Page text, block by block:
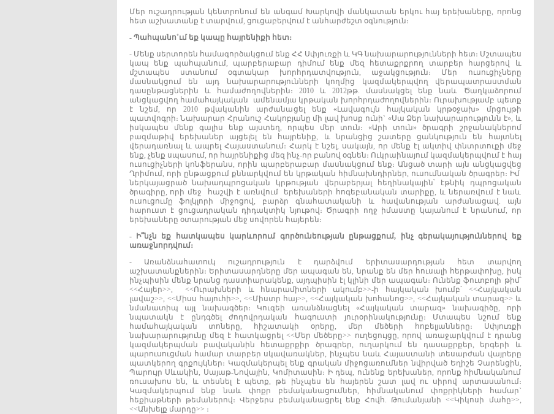
Մեր ուշադրության կենտրոնում են անգամ Խարկովի մանկատան երկու հայ երեխաները, որոնց
հետ աշխատանք է տարվում, ցուցաբերվում է անհարժեշտ օգնություն։
- Պահպանո˚ւմ եք կապը հայրենիքի հետ։
- Մենք սերտորեն համագործակցում ենք ՀՀ Սփյուռքի և ԿԳ նախարարությունների հետ։ Մշտապես
կապ ենք պահպանում, պարբերաբար դիմում ենք մեզ հետաքրքրող տարբեր հարցերով և
մշտապես ստանում օգտակար խորհրդատվություն, աջակցություն։ Մեր ուսուցիչները
մասնակցում են այդ նախարարությունների կողմից կազմակերպվող վերապատրաստման
դասընթացներին և համաժողովներին։ 2010 և 2012թթ. մասնակցել ենք նաև Ծաղկաձորում
անցկացվող համահայկական ամենամյա կրթական խորհրդաժողովներին։ Ուրախությամբ պետք
է նշեմ, որ 2010 թվականին արժանացել ենք «Լավագույն հայկական կրթօջախ» մրցույթի
պատվոգրի։ Նախարար Հրանուշ Հակոբյանը մի լավ խոսք ունի` «Սա Ձեր նախարարությունն է», և
իսկապես մենք գալիս ենք այստեղ, որպես մեր տուն։ «Արի տուն» ծրագրի շրջանակներոմ
բազմաթիվ երեխաներ այցելել են հայրենիք, և նրանցից շատերը ցանկություն են հայտնել
վերադառնալ և ապրել Հայաստանում։ Հարկ է նշել, սակայն, որ մենք էլ ակտիվ փնտրտուքի մեջ
ենք, չենք սպասում, որ հայրենիքից մեզ ինչ-որ բանով օգնեն։ Ուկրաինայում կազմակերպվում է հայ
ուսուցիչների կոնֆերանս, որին պարբերաբար մասնակցում ենք։ Անցած տարի այն անցկացվեց
Ղրիմում, որի ընթացքում քննարկվում են կրթական հիմնախնդիրներ, ուսումնական ծրագրեր։ Իմ
ներկայացրած նախադպրոցական կրթության վերաբերյալ հեղինակային՝ էթնիկ դպրոցական
ծրագիրը, որի մեջ հաշվի է առնվում երեխաների հոգեբանական տարիքը, և ներառվում է նաև
ուսուցումը ֆոլկլորի միջոցով, բարձր գնահատականի և հավանության արժանացավ. այն
հարուստ է ցուցադրական դիդակտիկ նյութով։ Ծրագրի ողջ իմաստը կայանում է նրանում, որ
երեխաները օտարության մեջ սովորեն հայերեն։
-
Ի՞նչն եք հատկապես կարևորում գործունեության ընթացքում, ինչ գերակայություններով
եք
առաջնորդվում։
- Առանձնահատուկ ուշադրություն է դարձվում երիտասարդության հետ տարվող
աշխատանքներին։ Երիտասարդները մեր ապագան են, նրանք են մեր հուսալի հերթափոխը, իսկ
ինչպիսին մենք նրանց դաստիարակենք, այդպիսին էլ կլինի մեր ապագան։ Ունենք ֆուտբոլի թիմ՝
<<Հայեր>>, <<Ուրախների և հնարամիտների ակումբ>>-ի հայկական խումբ՝ <<Հայկական
լավաշ>>, <<Միսս հայուհի>>, <<Միստր հայ>>, <<Հայկական խոհանոց>>, <<Հայկական տարազ>> և
նմանատիպ այլ նախագծեր։ Կուզեի առանձնացնել «Հայկական տարազ» նախագիծը, որի
նպատակն է ընդգծել ժողովրդական հագուստի յուրօրինակությունը։ Մտապես նշում ենք
համահայկական տոները, հիշատակի օրերը, մեր մեծերի հոբելյանները։ Սփյուռքի
նախարարությունը մեզ է հատկացրել <<Մեր մեծերը>> ուղեցույցը, որով առաջարկվում է դրանց
կազմակերպման բավականին հետաքրքիր ծրագրեր, ուղարկում են դասաքրքեր, երգերի և
պարուսուցման համար տարբեր սկավառակներ, ինչպես նաև Հայաստանի տեսարժան վայրերը
պատկերող գրքույկներ։ Կազմակերպել ենք գրական միջոցառումներ նվիրված Եղիշե Չարենցին,
Պարույր Սևակին, Սայաթ-Նովային, Կոմիտասին։ Ի դեպ, ունենք երեխաներ, որոնք հիմնականում
ռուսախոս են, և տեսնել է պետք, թե ինչպես են հայերեն շատ լավ ու սիրով արտասանում։
Կազմակերպում ենք նաև փոքր բեմականացումներ, հիմնականում փոքրիկների համար`
հեքիաթների թեմաներով։ Վերջերս բեմականացրել ենք Հովհ. Թումանյանի <<Կիկոսի մահը>>,
<<Անխելք մարդը>> ։